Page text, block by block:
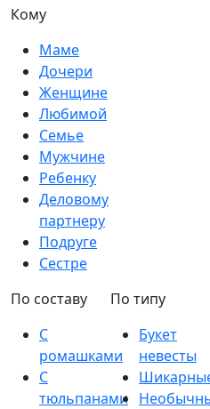
Кому
Маме
Дочери
Женщине
Любимой
Семье
Мужчине
Ребенку
Деловому
партнеру
Подруге
Сестре
По составу
С
ромашками
С
тюльпанами
По типу
Букет
невесты